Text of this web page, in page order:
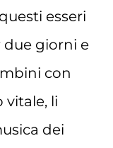
esseri
due giorni e
con
vitale, li
dei